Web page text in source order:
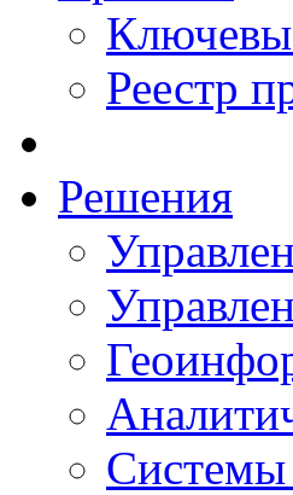
Реестр
Решения
Системы